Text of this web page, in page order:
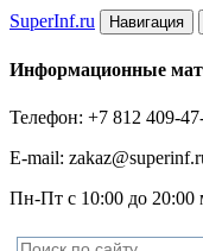
SuperInf.ru Навигация
Информационные
Телефон: +7 812 409-
E-mail:
Пн-Пт с 10:00 до 20:00